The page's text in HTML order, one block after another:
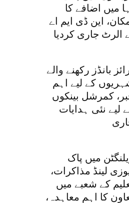
میں اضافے کا
این ڈی ایم اے
الرٹ جاری کردیا
بانڈز رکھنے والے
کے لیے اہم
کمرشل بینکوں
لیے نئی ہدایات
میں پاک
لینڈ مذاکرات،
کے شعبے میں
کا اہم معاہدہ،